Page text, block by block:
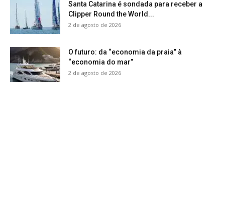
Santa Catarina é sondada para receber a
Clipper Round the World...
2 de agosto de 2026
O futuro: da “economia da praia” à
“economia do mar”
2 de agosto de 2026